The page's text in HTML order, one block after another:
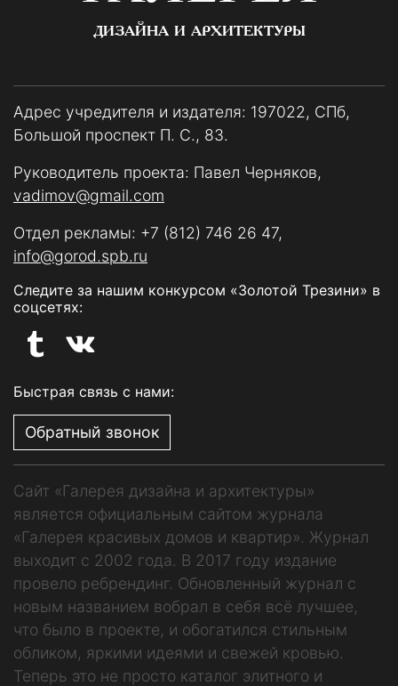
ДИЗАЙНА И АРХИТЕКТУРЫ
Адрес учредителя и издателя: 197022, СПб,
Большой проспект П. С., 83.
Руководитель проекта: Павел Черняков,
vadimov@gmail.com
Отдел рекламы: +7 (812) 746 26 47,
info@gorod.spb.ru
Следите за нашим конкурсом «Золотой Трезини» в
соцсетях:
Быстрая связь с нами:
Обратный звонок
Сайт «Галерея дизайна и архитектуры»
является официальным сайтом журнала
«Галерея красивых домов и квартир». Журнал
выходит с 2002 года. В 2017 году издание
провело ребрендинг. Обновленный журнал с
новым названием вобрал в себя всё лучшее,
что было в проекте, и обогатился стильным
обликом, яркими идеями и свежей кровью.
Теперь это не просто каталог элитного и